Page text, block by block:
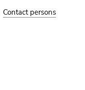
Contact persons